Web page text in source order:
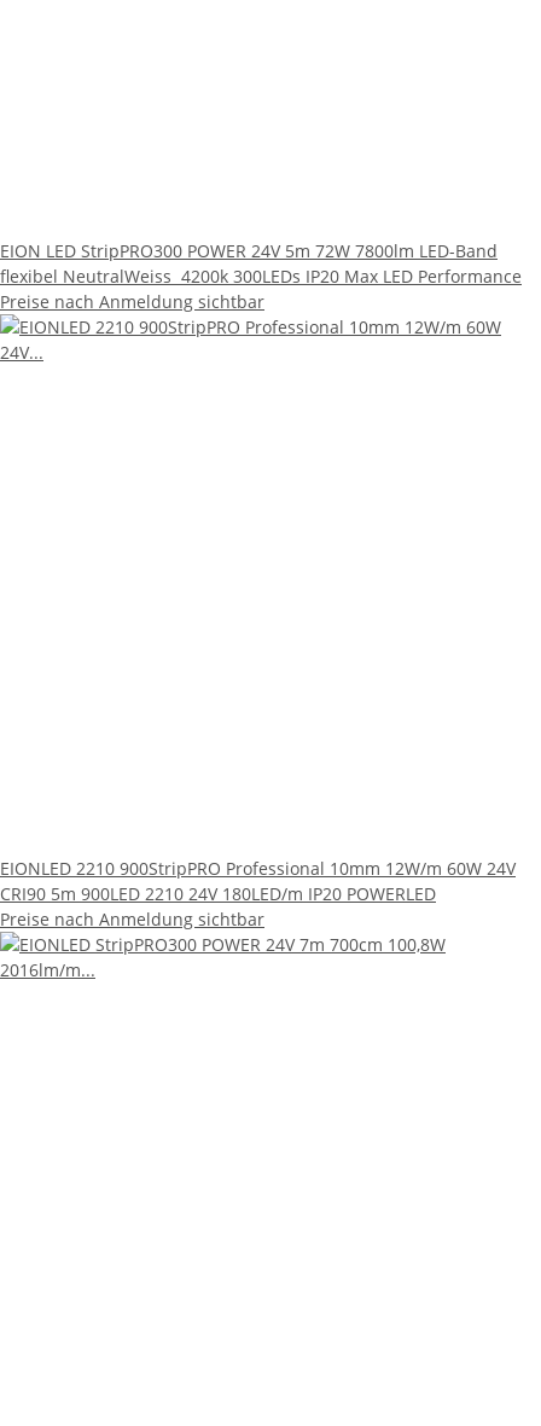
EION LED StripPRO300 POWER 24V 5m 72W 7800lm LED-Band
flexibel NeutralWeiss 4200k 300LEDs IP20 Max LED Performance
Preise nach Anmeldung sichtbar
EIONLED 2210 900StripPRO Professional 10mm 12W/m 60W 24V
CRI90 5m 900LED 2210 24V 180LED/m IP20 POWERLED
Preise nach Anmeldung sichtbar